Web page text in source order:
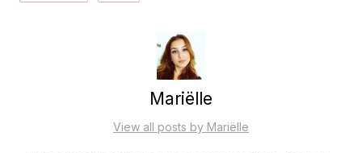
Mariëlle
View all posts by Mariëlle